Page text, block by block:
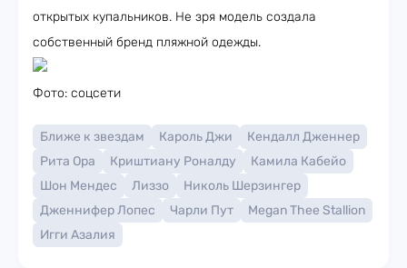
открытых купальников. Не зря модель создала
собственный бренд пляжной одежды.
Фото: соцсети
Ближе к звездам Кароль Джи
Кендалл Дженнер
Рита Ора
Криштиану Роналду
Камила Кабейо
Шон Мендес
Лиззо
Николь Шерзингер
Дженнифер Лопес
Чарли Пут
Megan Thee Stallion
Игги Азалия